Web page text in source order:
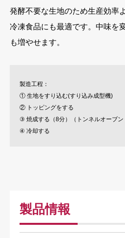
発酵不要な生地のため生産効率
冷凍食品にも最適です。中味を
も増やせます。
製造工程：
① 生地をすり込む(すり込み成型機)
② トッピングをする
③ 焼成する（8分）（トンネルオーブン
④ 冷却する
製品情報